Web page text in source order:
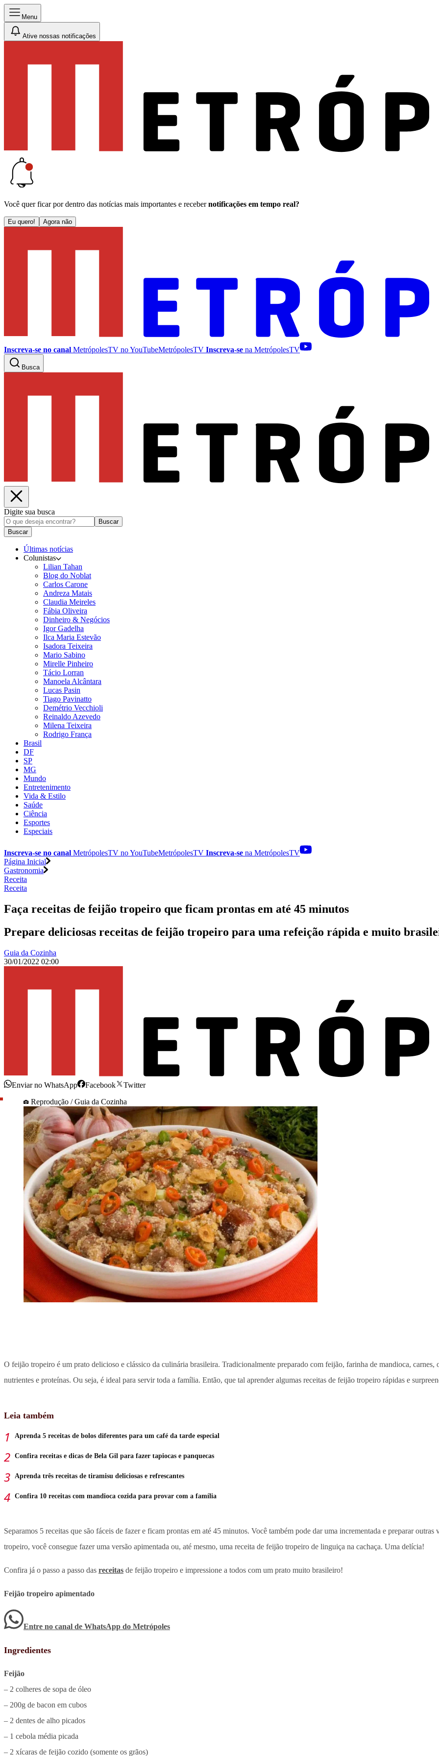
Menu
Ative nossas notificações
Você quer ficar por dentro das notícias mais importantes e receber notificações em tempo real?
Eu quero! Agora não
Inscreva-se no canal MetrópolesTV noYouTubeMetrópolesTV Inscreva-se na MetrópolesTV
Busca
Digite sua busca
Buscar
Buscar
Últimas notícias
Colunistas
Lilian Tahan
Blog do Noblat
Carlos Carone
Andreza Matais
Claudia Meireles
Fábia Oliveira
Dinheiro & Negócios
Igor Gadelha
Ilca Maria Estevão
Isadora Teixeira
Mario Sabino
Mirelle Pinheiro
Tácio Lorran
Manoela Alcântara
Lucas Pasin
Tiago Pavinatto
Demétrio Vecchioli
Reinaldo Azevedo
Milena Teixeira
Rodrigo França
Brasil
DF
SP
MG
Mundo
Entretenimento
Vida & Estilo
Saúde
Ciência
Esportes
Especiais
Inscreva-se no canal MetrópolesTV noYouTubeMetrópolesTV Inscreva-se na MetrópolesTV
Página Inicial
Gastronomia
Receita
Receita
Faça receitas de feijão tropeiro que ficam prontas em até 45 minutos
Prepare deliciosas receitas de feijão tropeiro para uma refeição rápida e muito
Guia da Cozinha
30/01/2022 02:00
Enviar no WhatsApp Facebook
Twitter
Reprodução / Guia da Cozinha
O feijão tropeiro é um prato delicioso e clássico da culinária brasileira. Tradicionalmente preparado com feijão, farinha de mandioca,
nutrientes e proteínas. Ou seja, é ideal para servir toda a família. Então, que tal aprender algumas receitas de feijão tropeiro rápidas e
Leia também
Aprenda 5 receitas de bolos diferentes para um café da tarde especial
Confira receitas e dicas de Bela Gil para fazer tapiocas e panquecas
Aprenda três receitas de tiramisu deliciosas e refrescantes
Confira 10 receitas com mandioca cozida para provar com a família
Separamos 5 receitas que são fáceis de fazer e ficam prontas em até 45 minutos. Você também pode dar uma incrementada e preparar
tropeiro, você consegue fazer uma versão apimentada ou, até mesmo, uma receita de feijão tropeiro de linguiça na cachaça. Uma delícia!
Confira já o passo a passo das receitas de feijão tropeiro e impressione a todos com um prato muito brasileiro!
Feijão tropeiro apimentado
Entre no canal de WhatsApp do Metrópoles
Ingredientes
Feijão
– 2 colheres de sopa de óleo
– 200g de bacon em cubos
– 2 dentes de alho picados
– 1 cebola média picada
– 2 xícaras de feijão cozido (somente os grãos)